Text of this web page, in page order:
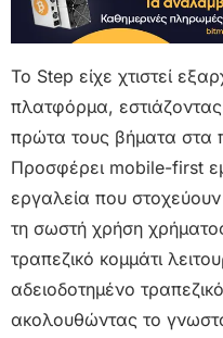
Το Step είχε χτιστεί
πλατφόρμα,
πρώτα τους βήματα στα
Προσφέρει mobile-first
εργαλεία που
τη σωστή χρήση
τραπεζικό κομμάτι
αδειοδοτημένο
ακολουθώντας το